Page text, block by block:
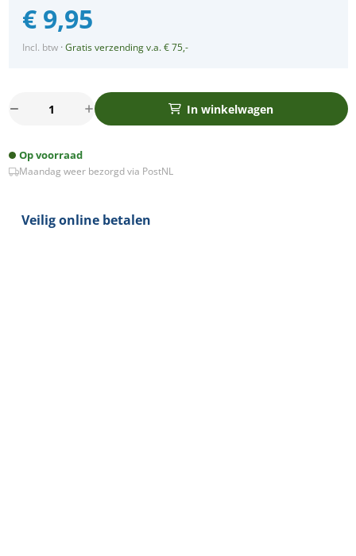
€ 9,95
Incl. btw ·Gratis verzending v.a. € 75,-
GU10
COB
IP65
In winkelwagen
Op voorraad
Maandag weer bezorgd via PostNL
Veilig online betalen